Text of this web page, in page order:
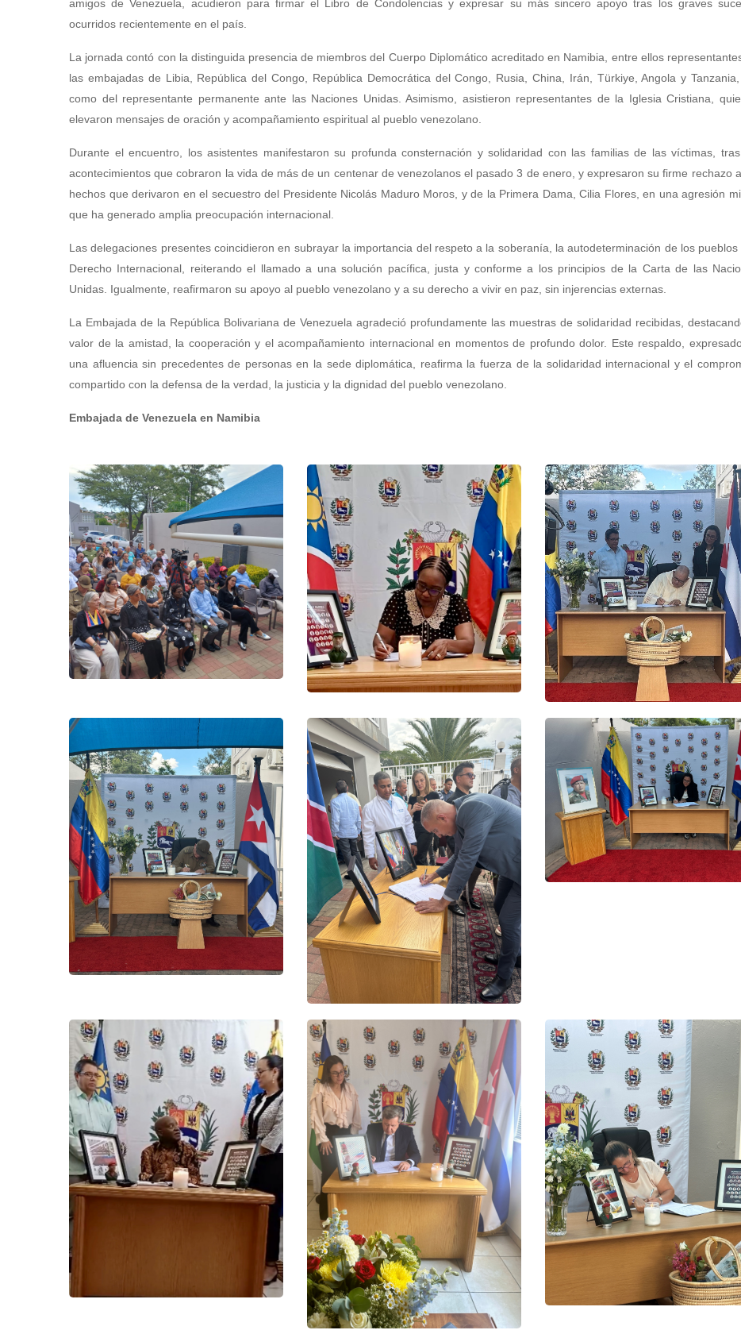
amigos de Venezuela, acudieron para firmar el Libro de Condolencias y expresar su más sincero apoyo tras los graves
ocurridos recientemente en el país.
La jornada contó con la distinguida presencia de miembros del Cuerpo Diplomático acreditado en Namibia, entre ellos
las embajadas de Libia, República del Congo, República Democrática del Congo, Rusia, China, Irán, Türkiye, Angola y
como del representante permanente ante las Naciones Unidas. Asimismo, asistieron representantes de la Iglesia Cristiana,
elevaron mensajes de oración y acompañamiento espiritual al pueblo venezolano.
Durante el encuentro, los asistentes manifestaron su profunda consternación y solidaridad con las familias de las víctimas,
acontecimientos que cobraron la vida de más de un centenar de venezolanos el pasado 3 de enero, y expresaron su firme rechazo
hechos que derivaron en el secuestro del Presidente Nicolás Maduro Moros, y de la Primera Dama, Cilia Flores, en una agresión
que ha generado amplia preocupación internacional.
Las delegaciones presentes coincidieron en subrayar la importancia del respeto a la soberanía, la autodeterminación de los pueblos
Derecho Internacional, reiterando el llamado a una solución pacífica, justa y conforme a los principios de la Carta de las
Unidas. Igualmente, reafirmaron su apoyo al pueblo venezolano y a su derecho a vivir en paz, sin injerencias externas.
La Embajada de la República Bolivariana de Venezuela agradeció profundamente las muestras de solidaridad recibidas,
valor de la amistad, la cooperación y el acompañamiento internacional en momentos de profundo dolor. Este respaldo,
una afluencia sin precedentes de personas en la sede diplomática, reafirma la fuerza de la solidaridad internacional y el
compartido con la defensa de la verdad, la justicia y la dignidad del pueblo venezolano.
Embajada de Venezuela en Namibia